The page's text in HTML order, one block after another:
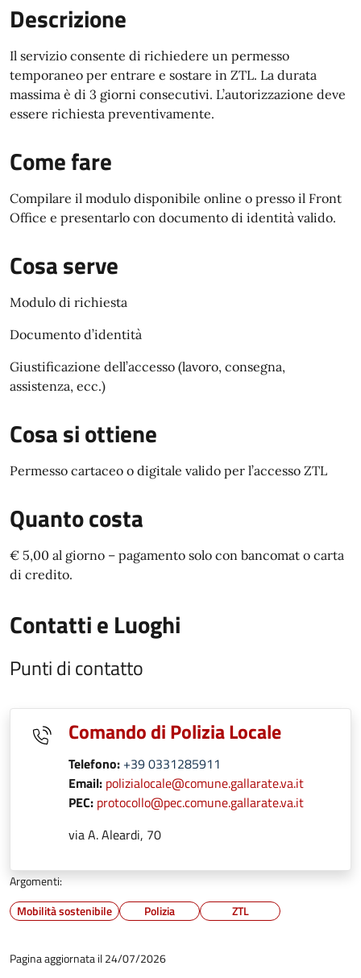
Descrizione
Il servizio consente di richiedere un permesso
temporaneo per entrare e sostare in ZTL. La durata
massima è di 3 giorni consecutivi. L’autorizzazione deve
essere richiesta preventivamente.
Come fare
Compilare il modulo disponibile online o presso il Front
Office e presentarlo con documento di identità valido.
Cosa serve
Modulo di richiesta
Documento d’identità
Giustificazione dell’accesso (lavoro, consegna,
assistenza, ecc.)
Cosa si ottiene
Permesso cartaceo o digitale valido per l’accesso ZTL
Quanto costa
€ 5,00 al giorno – pagamento solo con bancomat o carta
di credito.
Contatti e Luoghi
Punti di contatto
Comando di Polizia Locale
Telefono: +39 0331285911
Email: polizialocale@comune.gallarate.va.it
PEC: protocollo@pec.comune.gallarate.va.it
via A. Aleardi, 70
Argomenti:
Mobilità sostenibile
Polizia ZTL
Pagina aggiornata il 24/07/2026